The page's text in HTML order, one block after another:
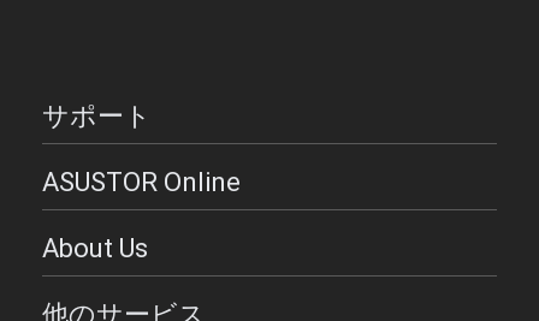
サポート
ASUSTOR Online
About Us
他のサービス